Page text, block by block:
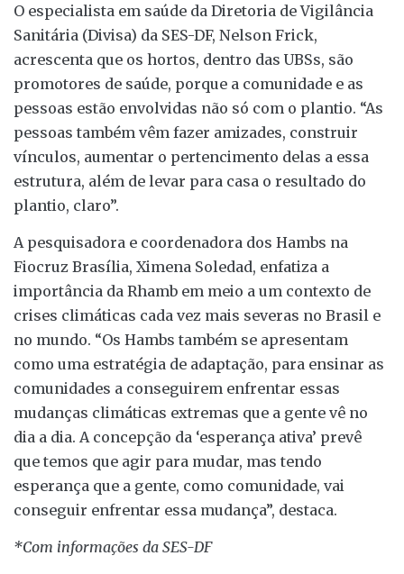
O especialista em saúde da Diretoria de Vigilância
Sanitária (Divisa) da SES-DF, Nelson Frick,
acrescenta que os hortos, dentro das UBSs, são
promotores de saúde, porque a comunidade e as
pessoas estão envolvidas não só com o plantio. “As
pessoas também vêm fazer amizades, construir
vínculos, aumentar o pertencimento delas a essa
estrutura, além de levar para casa o resultado do
plantio, claro”.
A pesquisadora e coordenadora dos Hambs na
Fiocruz Brasília, Ximena Soledad, enfatiza a
importância da Rhamb em meio a um contexto de
crises climáticas cada vez mais severas no Brasil e
no mundo. “Os Hambs também se apresentam
como uma estratégia de adaptação, para ensinar as
comunidades a conseguirem enfrentar essas
mudanças climáticas extremas que a gente vê no
dia a dia. A concepção da ‘esperança ativa’ prevê
que temos que agir para mudar, mas tendo
esperança que a gente, como comunidade, vai
conseguir enfrentar essa mudança”, destaca.
*Com informações da SES-DF